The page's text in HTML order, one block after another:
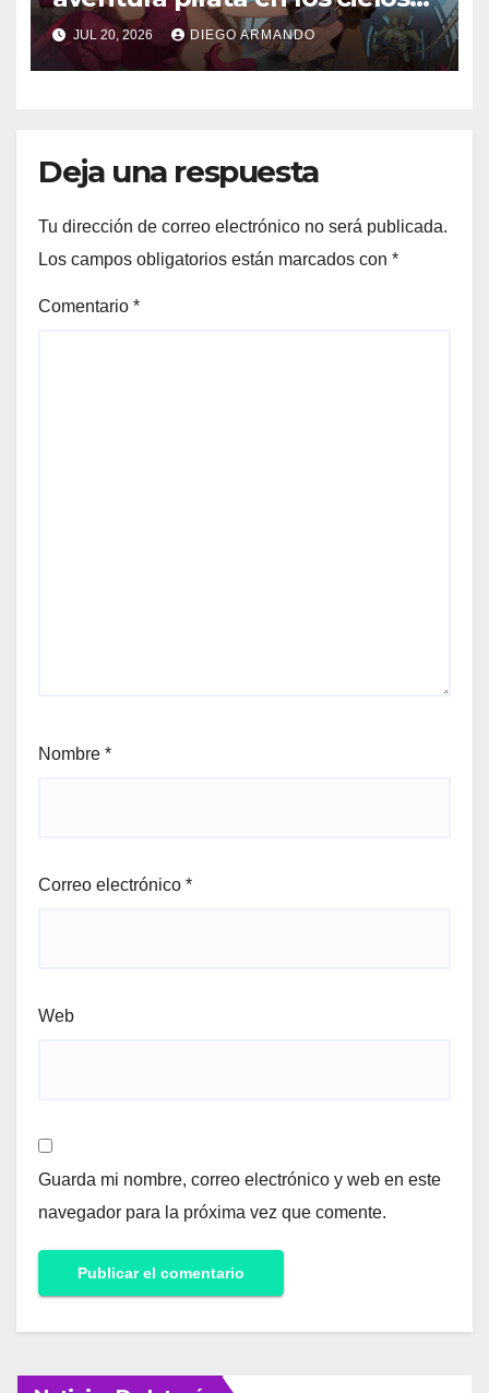
steampunk
JUL 20, 2026 DIEGO ARMANDO
Deja una respuesta
Tu dirección de correo electrónico no será publicada.
Los campos obligatorios están marcados con *
Comentario *
Nombre *
Correo electrónico *
Web
Guarda mi nombre, correo electrónico y web en este
navegador para la próxima vez que comente.